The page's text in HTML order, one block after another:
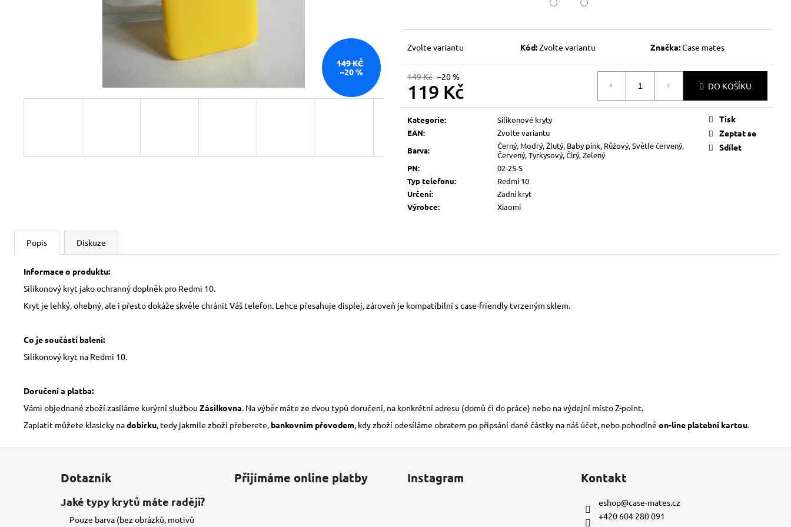
Zvolte variantu Kód:Zvolte variantu Značka:Case mates
149 Kč –20 %
119 Kč
Měrná
cena:
DO KOŠÍKU
Kategorie:
Silikonové kryty
EAN:
Zvolte variantu
Barva:
Černý, Modrý, Žlutý, Baby pink, Růžový, Světle červený,
Červený, Tyrkysový, Čirý, Zelený
PN:
02-25-S
Typ telefonu:
Redmi 10
Určení:
Zadní kryt
Výrobce: Xiaomi
Tisk
Zeptat se
Sdílet
149 KČ
–20 %
Popis Diskuze
Informace o produktu:
Silikonový kryt jako ochranný doplněk pro Redmi 10.
Kryt je lehký, ohebný, ale i přesto dokáže skvěle chránit Váš telefon. Lehce přesahuje displej, zároveň je kompatibilní s case-friendly tvrzeným sklem.
Co je součástí balení:
Silikonový kryt na Redmi 10.
Doručení a platba:
Vámi objednané zboží zasíláme kurýrní službou Zásilkovna . Na výběr máte ze dvou typů doručení, na konkrétní adresu (domů či do práce) nebo na výdejní místo Z-point.
Zaplatit můžete klasicky nadobírku , tedy jakmile zboží přeberete, bankovním převodem , kdy zboží odesíláme obratem po připsání dané částky na náš účet, nebo pohodlně on-line platební kartou
Dotazník
Jaké typy krytů máte raději?
Pouze barva (bez obrázků, motivů
Přijímáme online platby Instagram Kontakt
eshop@case-mates.cz
+420 604 280 091